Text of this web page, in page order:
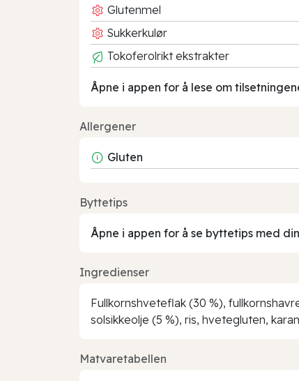
Glutenmel
Sukkerkulør
Tokoferolrikt ekstrakter
Åpne i appen for å lese om
Allergener
Gluten
Byttetips
Åpne i appen for å se byttetips med
Ingredienser
Fullkornshveteflak (30 %),
solsikkeolje (5 %), ris, hvetegluten,
Matvaretabellen